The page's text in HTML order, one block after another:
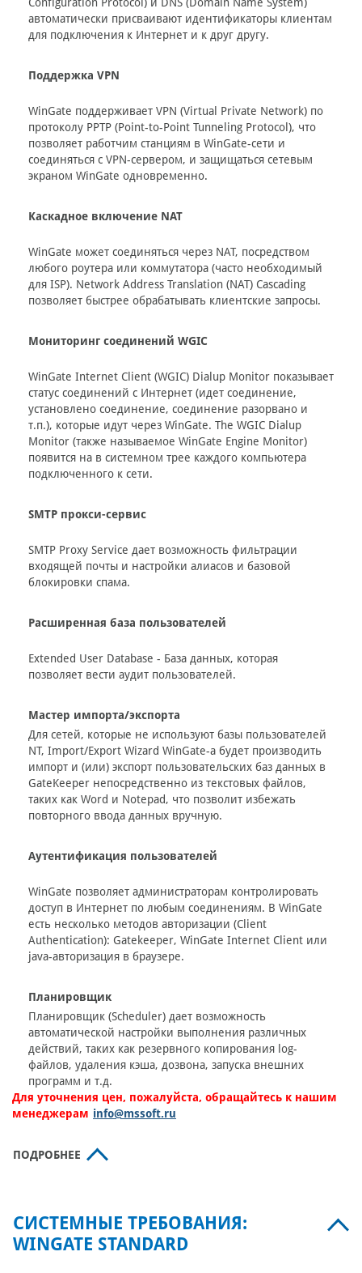
Configuration Protocol) и DNS (Domain Name System)
автоматически присваивают идентификаторы клиентам
для подключения к Интернет и к друг другу.
Поддержка VPN
WinGate поддерживает VPN (Virtual Private Network) по
протоколу PPTP (Point-to-Point Tunneling Protocol), что
позволяет работчим станциям в WinGate-сети и
соединяться с VPN-сервером, и защищаться сетевым
экраном WinGate одновременно.
Каскадное включение NAT
WinGate может соединяться через NAT, посредством
любого роутера или коммутатора (часто необходимый
для ISP). Network Address Translation (NAT) Cascading
позволяет быстрее обрабатывать клиентские запросы.
Мониторинг соединений WGIC
WinGate Internet Client (WGIC) Dialup Monitor показывает
статус соединений с Интернет (идет соединение,
установлено соединение, соединение разорвано и
т.п.), которые идут через WinGate. The WGIC Dialup
Monitor (также называемое WinGate Engine Monitor)
появится на в системном трее каждого компьютера
подключенного к сети.
SMTP прокси-сервис
SMTP Proxy Service дает возможность фильтрации
входящей почты и настройки алиасов и базовой
блокировки спама.
Расширенная база пользователей
Extended User Database - База данных, которая
позволяет вести аудит пользователей.
Мастер импорта/экспорта
Для сетей, которые не используют базы пользователей
NT, Import/Export Wizard WinGate-а будет производить
импорт и (или) экспорт пользовательских баз данных в
GateKeeper непосредственно из текстовых файлов,
таких как Word и Notepad, что позволит избежать
повторного ввода данных вручную.
Аутентификация пользователей
WinGate позволяет администраторам контролировать
доступ в Интернет по любым соединениям. В WinGate
есть несколько методов авторизации (Client
Authentication): Gatekeeper, WinGate Internet Client или
java-авторизация в браузере.
Планировщик
Планировщик (Scheduler) дает возможность
автоматической настройки выполнения различных
действий, таких как резервного копирования log-
файлов, удаления кэша, дозвона, запуска внешних
программ и т.д.
Для уточнения цен, пожалуйста, обращайтесь к нашим
менеджерам info@mssoft.ru
ПОДРОБНЕЕ
СИСТЕМНЫЕ ТРЕБОВАНИЯ:
WINGATE STANDARD